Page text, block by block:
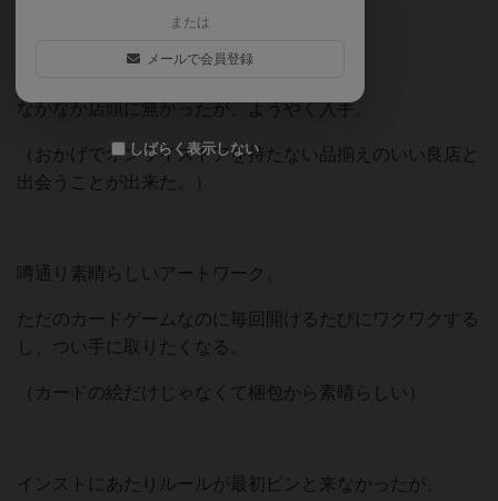
などのソロゲームの楽しさを知り、
このゲームに辿り着いた。
なかなか店頭に無かったが、ようやく入手。
（おかげでオンライストアを持たない品揃えのいい良店と
出会うことが出来た。）
噂通り素晴らしいアートワーク。
ただのカードゲームなのに毎回開けるたびにワクワクする
し、つい手に取りたくなる。
（カードの絵だけじゃなくて梱包から素晴らしい）
インストにあたりルールが最初ピンと来なかったが、
または
メールで会員登録
しばらく表示しない